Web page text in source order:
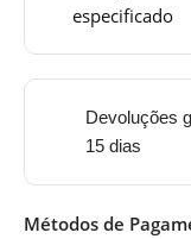
especificado
Devoluções
15 dias
Métodos de